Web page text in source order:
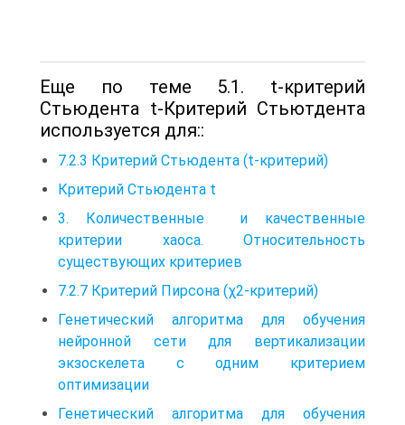
Еще по теме 5.1. t-критерий
Стьюдента t-Критерий Стьютдента
используется для::
7.2.3 Критерий Стьюдента (t-критерий)
Критерий Стьюдента t
3. Количественные и качественные
критерии хаоса. Относительность
существующих критериев
7.2.7 Критерий Пирсона (χ2-критерий)
Генетический алгоритма для обучения
нейронной сети для вертикализации
экзоскелета с одним критерием
оптимизации
Генетический алгоритма для обучения